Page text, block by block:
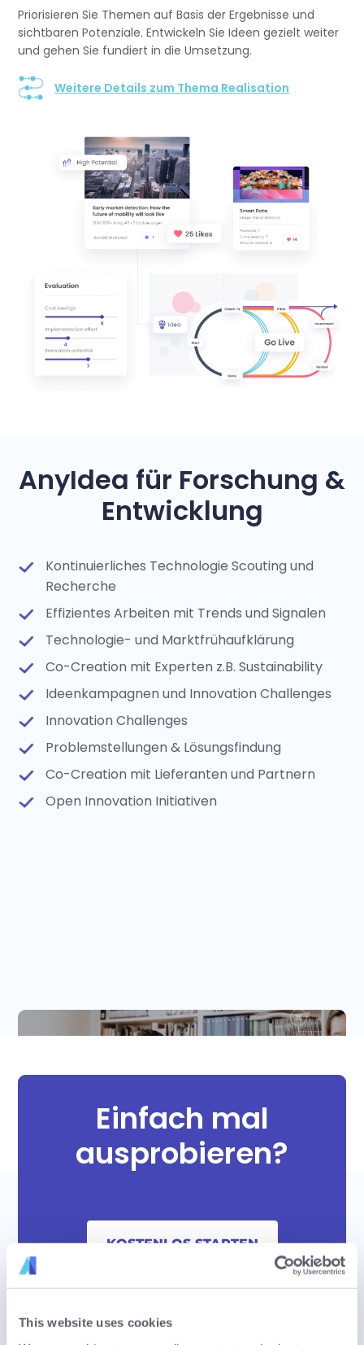
This website uses cookies
Priorisieren Sie Themen auf Basis der Ergebnisse und
sichtbaren Potenziale. Entwickeln Sie Ideen gezielt weiter
und gehen Sie fundiert in die Umsetzung.
Weitere Details zum Thema Realisation
AnyIdea für Forschung &
Entwicklung
Kontinuierliches Technologie Scouting und
Recherche
Effizientes Arbeiten mit Trends und Signalen
Technologie- und Marktfrühaufklärung
Co-Creation mit Experten z.B. Sustainability
Ideenkampagnen und Innovation Challenges
Innovation Challenges
Problemstellungen & Lösungsfindung
Co-Creation mit Lieferanten und Partnern
Open Innovation Initiativen
Einfach mal
ausprobieren?
KOSTENLOS STARTEN